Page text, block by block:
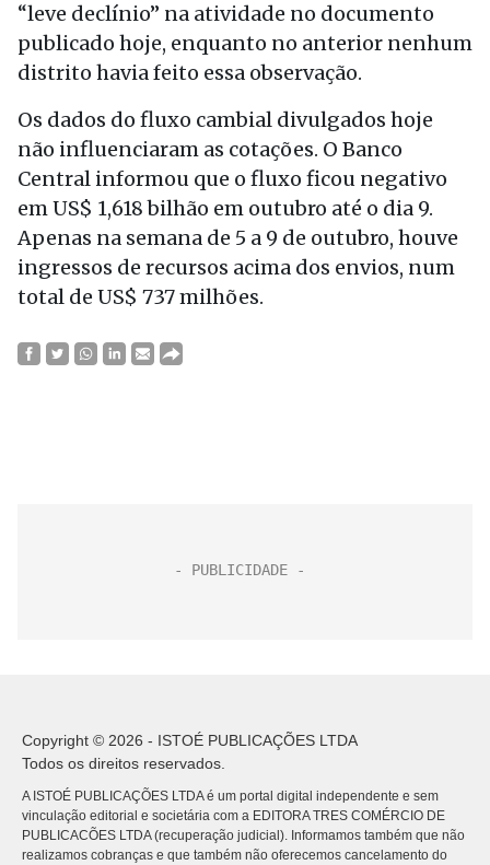
“leve declínio” na atividade no documento
publicado hoje, enquanto no anterior nenhum
distrito havia feito essa observação.
Os dados do fluxo cambial divulgados hoje
não influenciaram as cotações. O Banco
Central informou que o fluxo ficou negativo
em US$ 1,618 bilhão em outubro até o dia 9.
Apenas na semana de 5 a 9 de outubro, houve
ingressos de recursos acima dos envios, num
total de US$ 737 milhões.
Copyright © 2026 - ISTOÉ PUBLICAÇÕES LTDA
Todos os direitos reservados.
A ISTOÉ PUBLICAÇÕES LTDA é um portal digital independente e sem
vinculação editorial e societária com a EDITORA TRES COMÉRCIO DE
PUBLICACÕES LTDA (recuperação judicial). Informamos também que não
realizamos cobranças e que também não oferecemos cancelamento do